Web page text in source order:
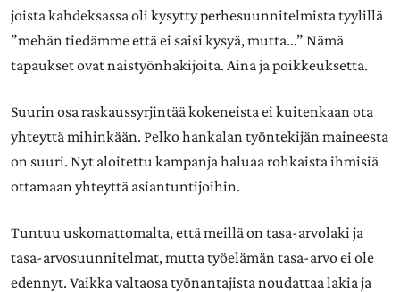
joista kahdeksassa oli kysytty perhesuunnitelmista tyylillä
”mehän tiedämme että ei saisi kysyä, mutta…” Nämä
tapaukset ovat naistyönhakijoita. Aina ja poikkeuksetta.
Suurin osa raskaussyrjintää kokeneista ei kuitenkaan ota
yhteyttä mihinkään. Pelko hankalan työntekijän maineesta
on suuri. Nyt aloitettu kampanja haluaa rohkaista ihmisiä
ottamaan yhteyttä asiantuntijoihin.
Tuntuu uskomattomalta, että meillä on tasa-arvolaki ja
tasa-arvosuunnitelmat, mutta työelämän tasa-arvo ei ole
edennyt. Vaikka valtaosa työnantajista noudattaa lakia ja